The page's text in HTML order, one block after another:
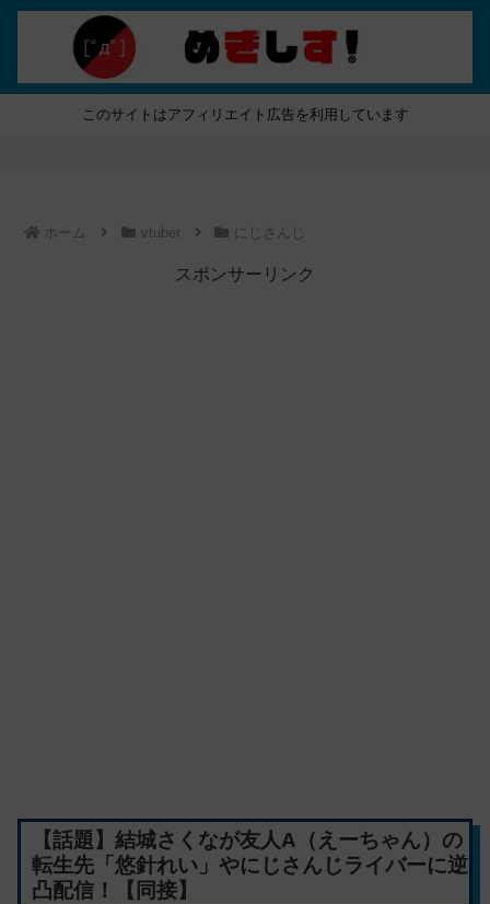
このサイトはアフィリエイト広告を利用しています
ホーム vtuber にじさんじ
スポンサーリンク
【話題】結城さくなが友人A（えーちゃん）の
転生先「悠針れい」やにじさんじライバーに逆
凸配信！【同接】